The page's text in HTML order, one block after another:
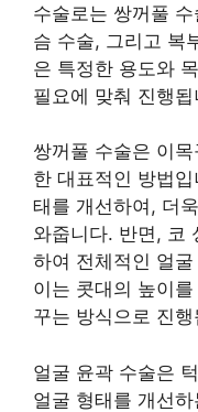
수술로는 쌍꺼풀
슴 수술, 그리고 복
은 특정한 용도와
필요에 맞춰 진행됩
쌍꺼풀 수술은 이
한 대표적인 방법
태를 개선하여, 더
와줍니다. 반면, 코
하여 전체적인 얼
이는 콧대의 높이
꾸는 방식으로 진행
얼굴 윤곽 수술은
얼굴 형태를 개선